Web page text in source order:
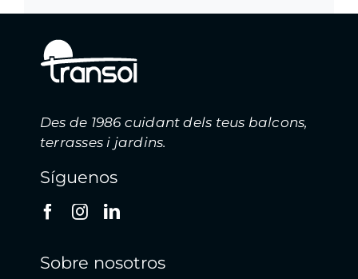
Des de 1986 cuidant dels teus balcons,
terrasses i jardins.
Síguenos
Sobre nosotros